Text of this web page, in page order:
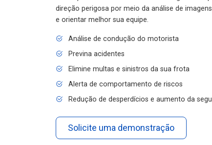
direção perigosa por meio da análise de
e orientar melhor sua equipe.
Análise de condução do motorista
Previna acidentes
Elimine multas e sinistros da sua frota
Alerta de comportamento de riscos
Redução de desperdícios e aumento da
Solicite uma demonstração